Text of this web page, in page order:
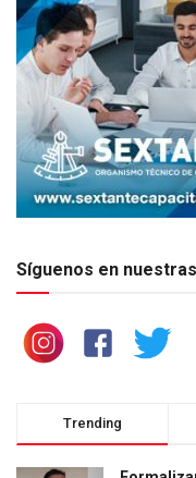
Síguenos en
Trending